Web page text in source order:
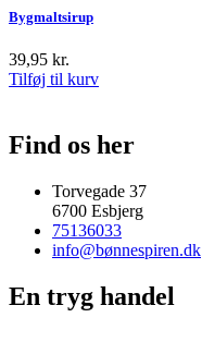
Bygmaltsirup
39,95 kr.
Tilføj til kurv
Find os her
Torvegade 37
6700 Esbjerg
75136033
info@bønnespiren.dk
En tryg handel